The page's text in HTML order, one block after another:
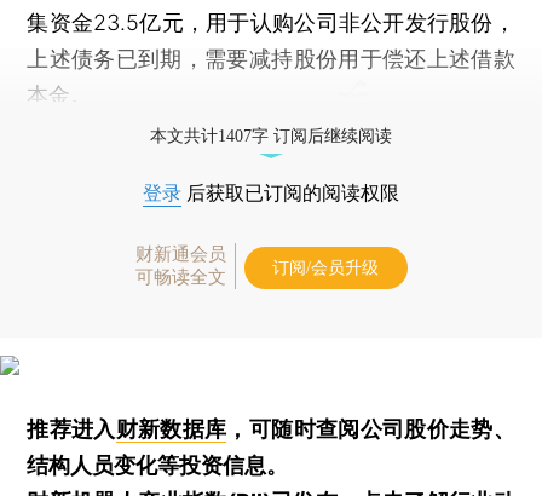
集资金23.5亿元，用于认购公司非公开发行股份，
上述债务已到期，需要减持股份用于偿还上述借款
本金。
本文共计1407字 订阅后继续阅读
登录 后获取已订阅的阅读权限
财新通会员
可畅读全文
订阅/会员升级
推荐进入财新数据库 ，可随时查阅公司股价走势、
结构人员变化等投资信息。